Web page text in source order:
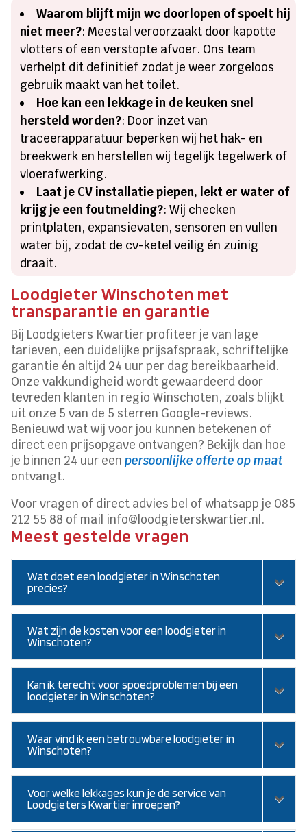
Waarom blijft mijn wc doorlopen of spoelt hij
niet meer?: Meestal veroorzaakt door kapotte
vlotters of een verstopte afvoer. Ons team
verhelpt dit definitief zodat je weer zorgeloos
gebruik maakt van het toilet.
Hoe kan een lekkage in de keuken snel
hersteld worden?: Door inzet van
traceerapparatuur beperken wij het hak- en
breekwerk en herstellen wij tegelijk tegelwerk of
vloerafwerking.
Laat je CV installatie piepen, lekt er water of
krijg je een foutmelding?: Wij checken
printplaten, expansievaten, sensoren en vullen
water bij, zodat de cv-ketel veilig én zuinig
draait.
Loodgieter Winschoten met
transparantie en garantie
Bij Loodgieters Kwartier profiteer je van lage
tarieven, een duidelijke prijsafspraak, schriftelijke
garantie én altijd 24 uur per dag bereikbaarheid.
Onze vakkundigheid wordt gewaardeerd door
tevreden klanten in regio Winschoten, zoals blijkt
uit onze 5 van de 5 sterren Google-reviews.
Benieuwd wat wij voor jou kunnen betekenen of
direct een prijsopgave ontvangen? Bekijk dan hoe
je binnen 24 uur eenpersoonlijke offerte op maat
ontvangt.
Voor vragen of direct advies bel of whatsapp je 085
212 55 88 of mail info@loodgieterskwartier.nl.
Meest gestelde vragen
Wat doet een loodgieter in Winschoten
precies?
Wat zijn de kosten voor een loodgieter in
Winschoten?
Kan ik terecht voor spoedproblemen bij een
loodgieter in Winschoten?
Waar vind ik een betrouwbare loodgieter in
Winschoten?
Voor welke lekkages kun je de service van
Loodgieters Kwartier inroepen?